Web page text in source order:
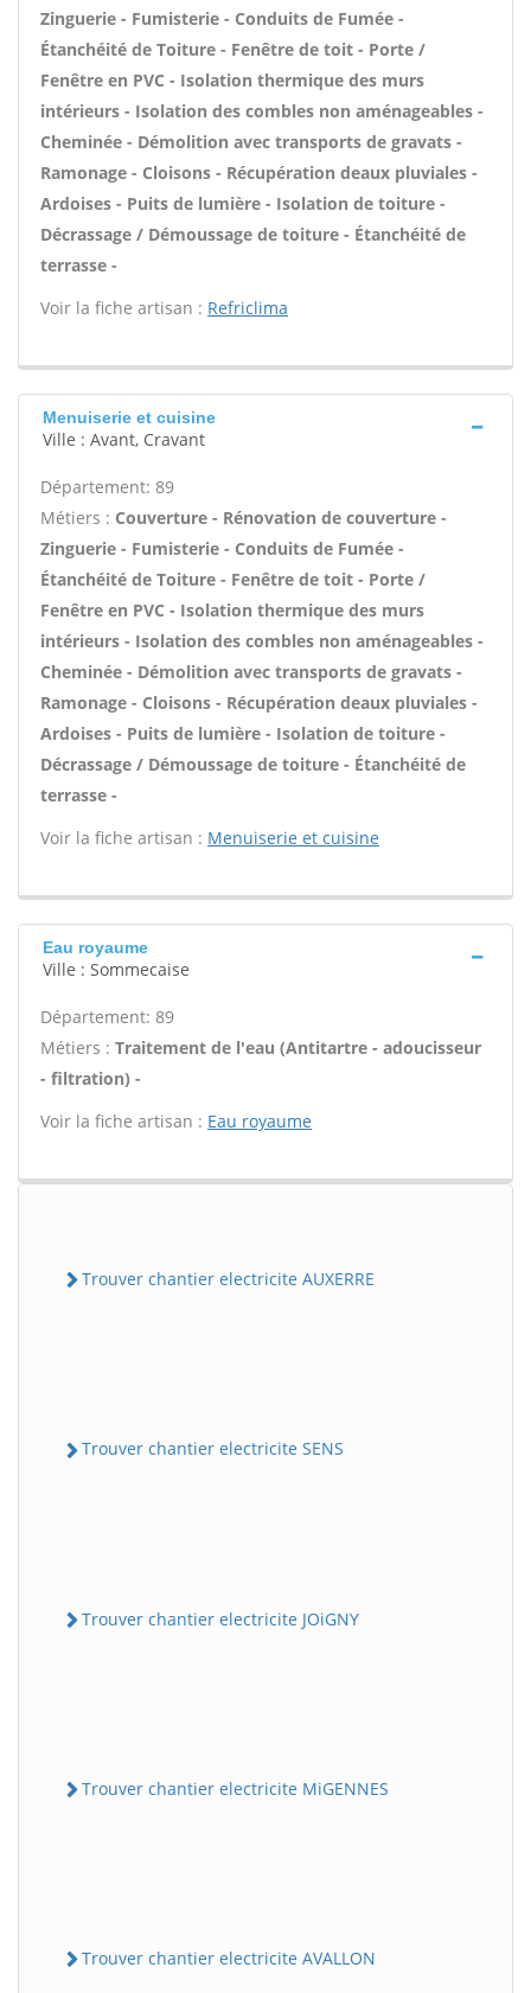
Zinguerie - Fumisterie - Conduits de Fumée -
Étanchéité de Toiture - Fenêtre de toit - Porte /
Fenêtre en PVC - Isolation thermique des murs
intérieurs - Isolation des combles non aménageables -
Cheminée - Démolition avec transports de gravats -
Ramonage - Cloisons - Récupération deaux pluviales -
Ardoises - Puits de lumière - Isolation de toiture -
Décrassage / Démoussage de toiture - Étanchéité de
terrasse -
Voir la fiche artisan : Refriclima
Menuiserie et cuisine
Ville : Avant, Cravant
Département: 89
Métiers : Couverture - Rénovation de couverture -
Zinguerie - Fumisterie - Conduits de Fumée -
Étanchéité de Toiture - Fenêtre de toit - Porte /
Fenêtre en PVC - Isolation thermique des murs
intérieurs - Isolation des combles non aménageables -
Cheminée - Démolition avec transports de gravats -
Ramonage - Cloisons - Récupération deaux pluviales -
Ardoises - Puits de lumière - Isolation de toiture -
Décrassage / Démoussage de toiture - Étanchéité de
terrasse -
Voir la fiche artisan : Menuiserie et cuisine
Eau royaume
Ville : Sommecaise
Département: 89
Métiers : Traitement de l'eau (Antitartre - adoucisseur
- filtration) -
Voir la fiche artisan : Eau royaume
Trouver chantier electricite AUXERRE
Trouver chantier electricite SENS
Trouver chantier electricite JOiGNY
Trouver chantier electricite MiGENNES
Trouver chantier electricite AVALLON